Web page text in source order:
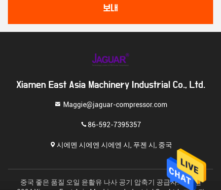
보내
Xiamen East Asia Machinery Industrial Co., Ltd.
Maggie@jaguar-compressor.com
86-592-7395357
시에멘 시에엔 시에엔 시, 푸젠 시, 중국
중국 좋은 품질 오일 윤활유 나사 공기 압축기 공급자. 저작권